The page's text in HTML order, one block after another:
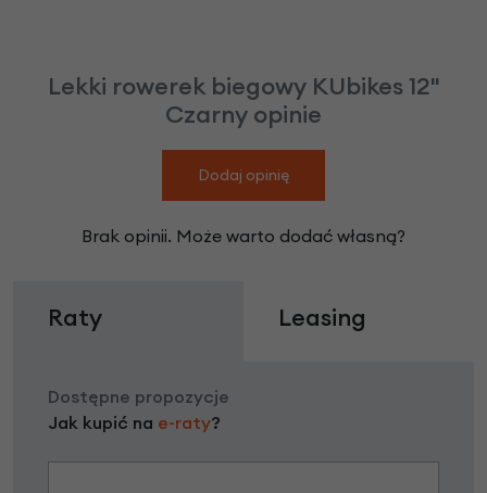
Lekki rowerek biegowy KUbikes 12"
Czarny opinie
Dodaj opinię
Brak opinii. Może warto dodać własną?
Raty Leasing
Dostępne propozycje
Jak kupić na e-raty?